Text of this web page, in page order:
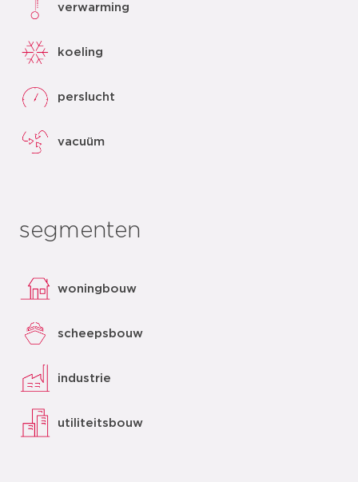
verwarming
koeling
perslucht
vacuüm
segmenten
woningbouw
scheepsbouw
industrie
utiliteitsbouw